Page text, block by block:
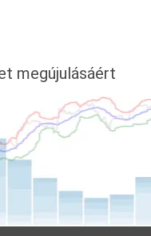
megújulásáért